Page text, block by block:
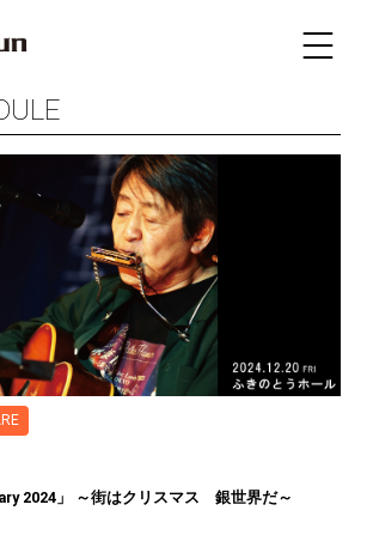
INFORMATION
TALENT
2024」 ～街はクリスマス 銀世界だ～